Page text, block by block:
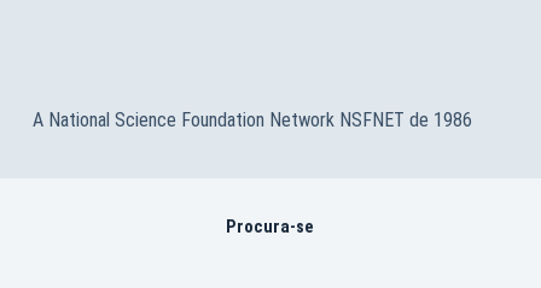
A National Science Foundation Network NSFNET de 1986
Procura-se